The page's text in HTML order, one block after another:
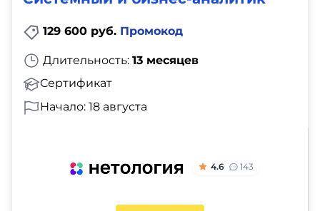
129 600 руб. Промокод
Длительность: 13 месяцев
Сертификат
Начало: 18 августа
4.6 143